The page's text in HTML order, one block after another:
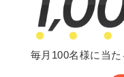
毎月100名様に当